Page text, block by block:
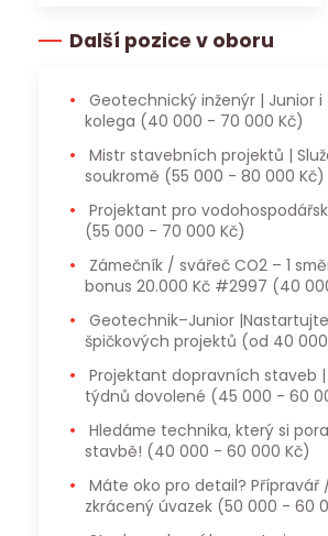
Další pozice v oboru
kolega (40 000 - 70 000 Kč)
soukromě (55 000 - 80 000 Kč)
Projektant pro
(55 000 - 70 000 Kč)
bonus 20.000 Kč #2997 (40
špičkových projektů (od 40
týdnů dovolené (45 000 - 60
stavbě! (40 000 - 60 000 Kč)
zkrácený úvazek (50 000 - 60